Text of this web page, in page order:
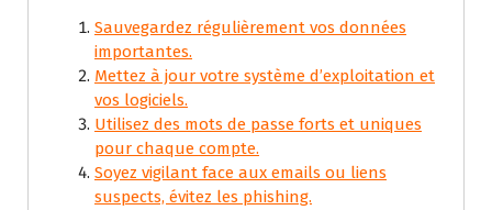
Sauvegardez régulièrement vos données
importantes.
Mettez à jour votre système d’exploitation et
vos logiciels.
Utilisez des mots de passe forts et uniques
pour chaque compte.
Soyez vigilant face aux emails ou liens
suspects, évitez les phishing.